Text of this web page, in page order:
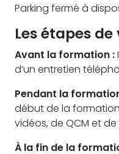
Parking fermé à
Les étapes
Avant la formation :
d’un entretien
Pendant la
début de la
vidéos, de QCM et
À la fin de la